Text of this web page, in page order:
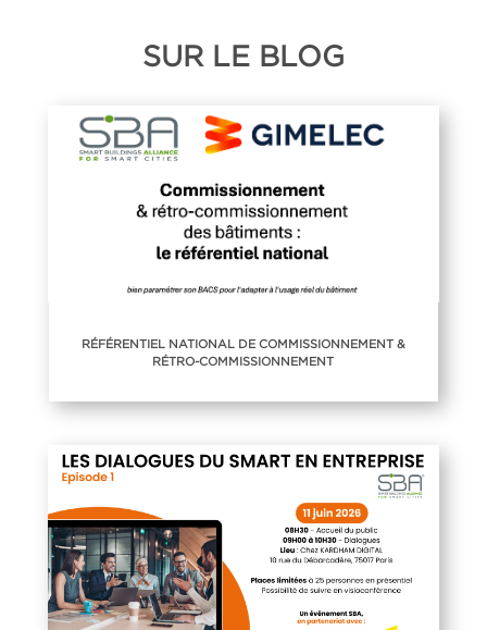
SUR LE BLOG
RÉFÉRENTIEL NATIONAL DE COMMISSIONNEMENT &
RÉTRO-COMMISSIONNEMENT